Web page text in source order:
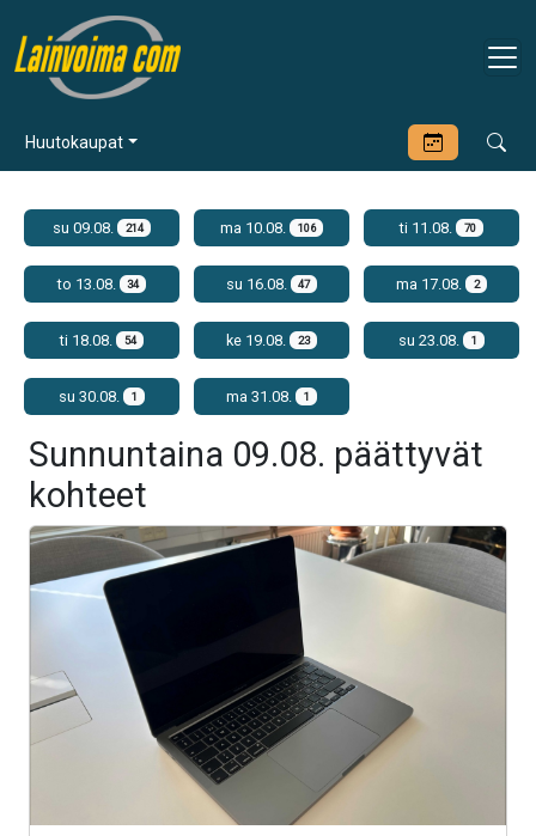
Huutokaupat
su 09.08. 214 ma 10.08. 106 ti 11.08. 70
to 13.08. 34 su 16.08. 47 ma 17.08. 2
ti 18.08. 54 ke 19.08. 23 su 23.08. 1
su 30.08. 1 ma 31.08. 1
Sunnuntaina 09.08. päättyvät
kohteet